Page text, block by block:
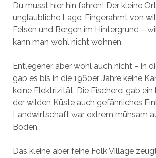
Du musst hier hin fahren! Der kleine
unglaubliche Lage: Eingerahmt von
Felsen und Bergen im Hintergrund –
kann man wohl nicht wohnen.
Entlegener aber wohl auch nicht – in
gab es bis in die 1960er Jahre keine
keine Elektrizität. Die Fischerei gab ein
der wilden Küste auch gefährliches
Landwirtschaft war extrem mühsam
Böden.
Das kleine aber feine Folk Village